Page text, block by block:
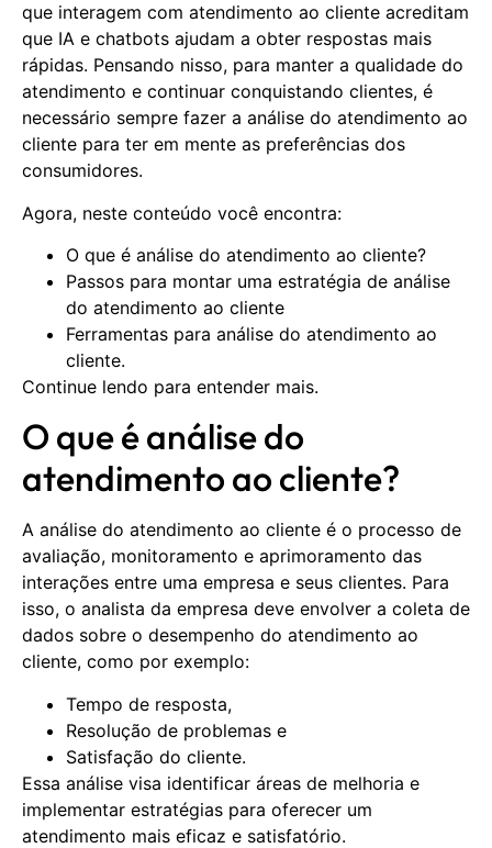
que interagem com atendimento ao cliente acreditam
que IA e chatbots ajudam a obter respostas mais
rápidas. Pensando nisso, para manter a qualidade do
atendimento e continuar conquistando clientes, é
necessário sempre fazer a análise do atendimento ao
cliente para ter em mente as preferências dos
consumidores.
Agora, neste conteúdo você encontra:
O que é análise do atendimento ao cliente?
Passos para montar uma estratégia de análise
do atendimento ao cliente
Ferramentas para análise do atendimento ao
cliente.
Continue lendo para entender mais.
O que é análise do
atendimento ao cliente?
A análise do atendimento ao cliente é o processo de
avaliação, monitoramento e aprimoramento das
interações entre uma empresa e seus clientes. Para
isso, o analista da empresa deve envolver a coleta de
dados sobre o desempenho do atendimento ao
cliente, como por exemplo:
Tempo de resposta,
Resolução de problemas e
Satisfação do cliente.
Essa análise visa identificar áreas de melhoria e
implementar estratégias para oferecer um
atendimento mais eficaz e satisfatório.